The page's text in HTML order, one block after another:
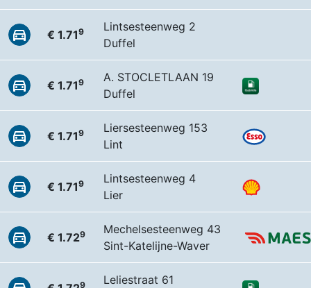
€ 1.719
Lintsesteenweg 2
Duffel
€ 1.719
A. STOCLETLAAN 19
Duffel
€ 1.719
Liersesteenweg 153
Lint
€ 1.719
Lintsesteenweg 4
Lier
€ 1.729
Mechelsesteenweg 43
Sint-Katelijne-Waver
9 Leliestraat 61